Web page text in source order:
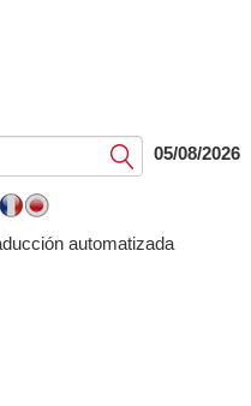
Submit05/08/2026
automatizada